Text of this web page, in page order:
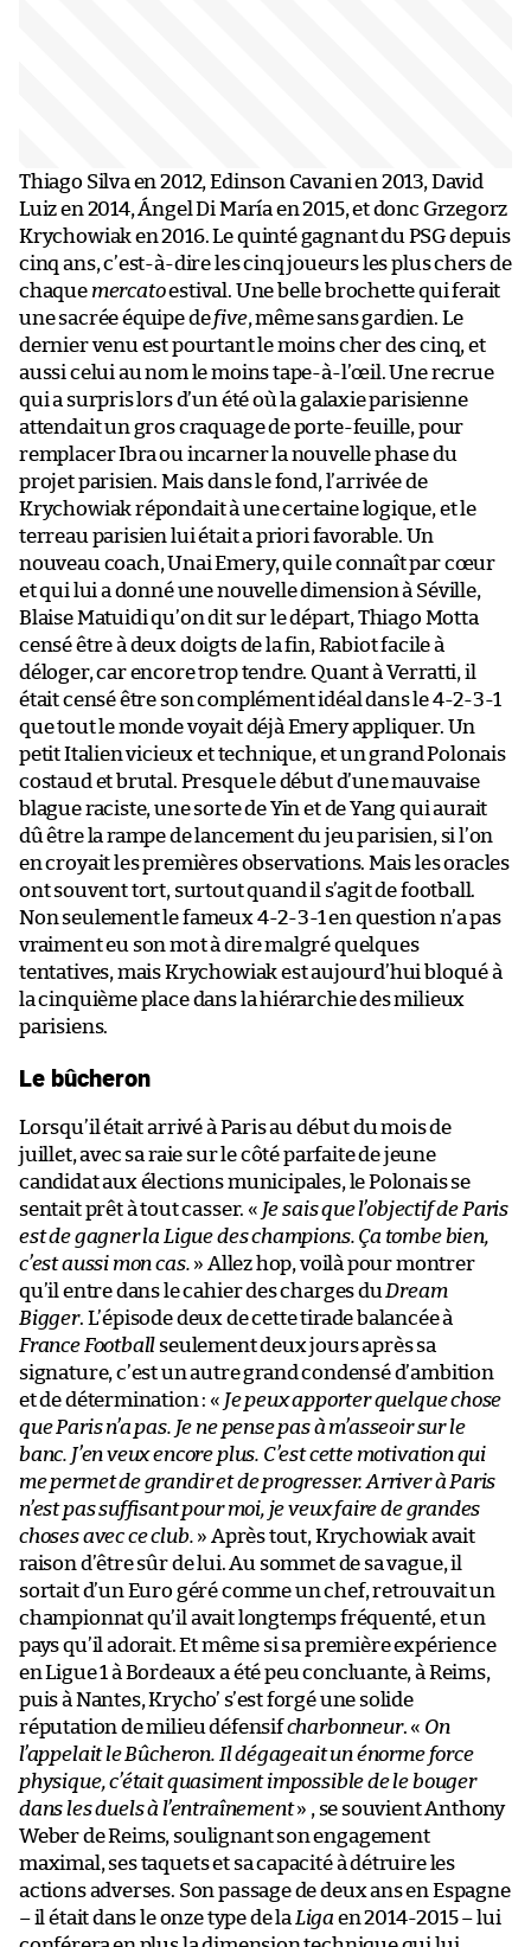
Thiago Silva en 2012, Edinson Cavani en 2013, David
Luiz en 2014, Ángel Di María en 2015, et donc Grzegorz
Krychowiak en 2016. Le quinté gagnant du PSG depuis
cinq ans, c’est-à-dire les cinq joueurs les plus chers de
chaque mercatoestival. Une belle brochette qui ferait
une sacrée équipe defive, même sans gardien. Le
dernier venu est pourtant le moins cher des cinq, et
aussi celui au nom le moins tape-à-l’œil. Une recrue
qui a surpris lors d’un été où la galaxie parisienne
attendait un gros craquage de porte-feuille, pour
remplacer Ibra ou incarner la nouvelle phase du
projet parisien. Mais dans le fond, l’arrivée de
Krychowiak répondait à une certaine logique, et le
terreau parisien lui était a priori favorable. Un
nouveau coach, Unai Emery, qui le connaît par cœur
et qui lui a donné une nouvelle dimension à Séville,
Blaise Matuidi qu’on dit sur le départ, Thiago Motta
censé être à deux doigts de la fin, Rabiot facile à
déloger, car encore trop tendre. Quant à Verratti, il
était censé être son complément idéal dans le 4-2-3-1
que tout le monde voyait déjà Emery appliquer. Un
petit Italien vicieux et technique, et un grand Polonais
costaud et brutal. Presque le début d’une mauvaise
blague raciste, une sorte de Yin et de Yang qui aurait
dû être la rampe de lancement du jeu parisien, si l’on
en croyait les premières observations. Mais les oracles
ont souvent tort, surtout quand il s’agit de football.
Non seulement le fameux 4-2-3-1 en question n’a pas
vraiment eu son mot à dire malgré quelques
tentatives, mais Krychowiak est aujourd’hui bloqué à
la cinquième place dans la hiérarchie des milieux
parisiens.
Le bûcheron
Lorsqu’il était arrivé à Paris au début du mois de
juillet, avec sa raie sur le côté parfaite de jeune
candidat aux élections municipales, le Polonais se
sentait prêt à tout casser. « Je sais que l’objectif de Paris
est de gagner la Ligue des champions. Ça tombe bien,
c’est aussi mon cas. » Allez hop, voilà pour montrer
qu’il entre dans le cahier des charges du Dream
Bigger. L’épisode deux de cette tirade balancée à
France Football seulement deux jours après sa
signature, c’est un autre grand condensé d’ambition
et de détermination : « Je peux apporter quelque chose
que Paris n’a pas. Je ne pense pas à m’asseoir sur le
banc. J’en veux encore plus. C’est cette motivation qui
me permet de grandir et de progresser. Arriver à Paris
n’est pas suffisant pour moi, je veux faire de grandes
choses avec ce club. » Après tout, Krychowiak avait
raison d’être sûr de lui. Au sommet de sa vague, il
sortait d’un Euro géré comme un chef, retrouvait un
championnat qu’il avait longtemps fréquenté, et un
pays qu’il adorait. Et même si sa première expérience
en Ligue 1 à Bordeaux a été peu concluante, à Reims,
puis à Nantes, Krycho’ s’est forgé une solide
réputation de milieu défensifcharbonneur. « On
l’appelait le Bûcheron. Il dégageait un énorme force
physique, c’était quasiment impossible de le bouger
dans les duels à l’entraînement» , se souvient Anthony
Weber de Reims, soulignant son engagement
maximal, ses taquets et sa capacité à détruire les
actions adverses. Son passage de deux ans en Espagne
– il était dans le onze type de la Liga en 2014-2015 – lui